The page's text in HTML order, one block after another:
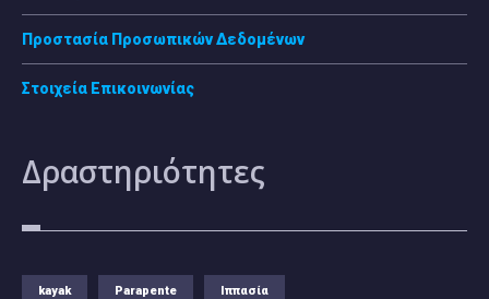
Προστασία Προσωπικών Δεδομένων
Στοιχεία Επικοινωνίας
Δραστηριότητες
kayak Parapente Ιππασία